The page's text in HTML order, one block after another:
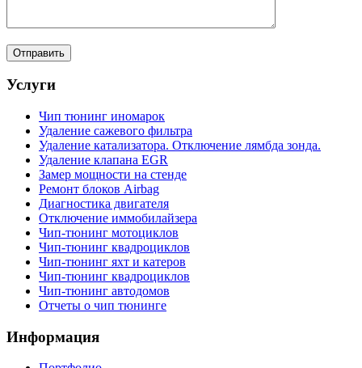
Услуги
Чип тюнинг иномарок
Удаление сажевого фильтра
Удаление катализатора. Отключение лямбда зонда.
Удаление клапана EGR
Замер мощности на стенде
Ремонт блоков Airbag
Диагностика двигателя
Отключение иммобилайзера
Чип-тюнинг мотоциклов
Чип-тюнинг квадроциклов
Чип-тюнинг яхт и катеров
Чип-тюнинг квадроциклов
Чип-тюнинг автодомов
Отчеты о чип тюнинге
Информация